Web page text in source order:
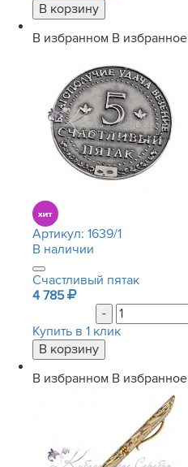
В избранном В избранное
Артикул: 1639/1
В наличии
Счастливый пятак
4 785
-
Купить в 1 клик
В избранном В избранное